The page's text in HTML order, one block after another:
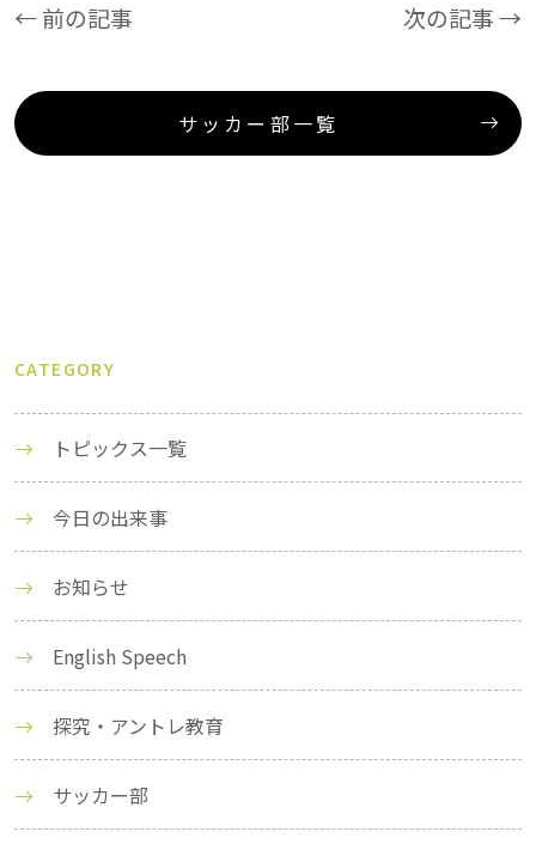
← 前の記事 次の記事 →
サッカー部一覧
CATEGORY
トピックス一覧
今日の出来事
お知らせ
English Speech
探究・アントレ教育
サッカー部